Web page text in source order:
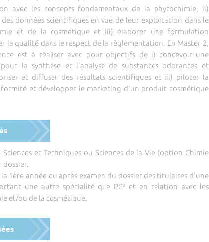
avec les concepts fondamentaux de la phytochimie, ii)
données scientifiques en vue de leur exploitation dans le
et de la cosmétique et iii) élaborer une formulation
la qualité dans le respect de la règlementation. En Master 2,
est à réaliser avec pour objectifs de i) concevoir une
la synthèse et l'analyse de substances odorantes et
et diffuser des résultats scientifiques et iii) piloter la
et développer le marketing d'un produit cosmétique
Sciences et Techniques ou Sciences de la Vie (option Chimie
dossier.
1ère année ou après examen du dossier des titulaires d'une
une autre spécialité que PC² et en relation avec les
et/ou de la cosmétique.